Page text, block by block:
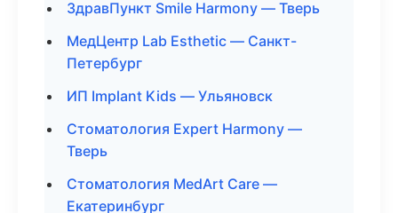
ЗдравПункт Smile Harmony — Тверь
МедЦентр Lab Esthetic — Санкт-
Петербург
ИП Implant Kids — Ульяновск
Стоматология Expert Harmony —
Тверь
Стоматология MedArt Care —
Екатеринбург